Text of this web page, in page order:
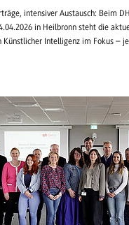
intensiver Austausch: Beim
in Heilbronn steht die
Künstlicher Intelligenz im Fokus –